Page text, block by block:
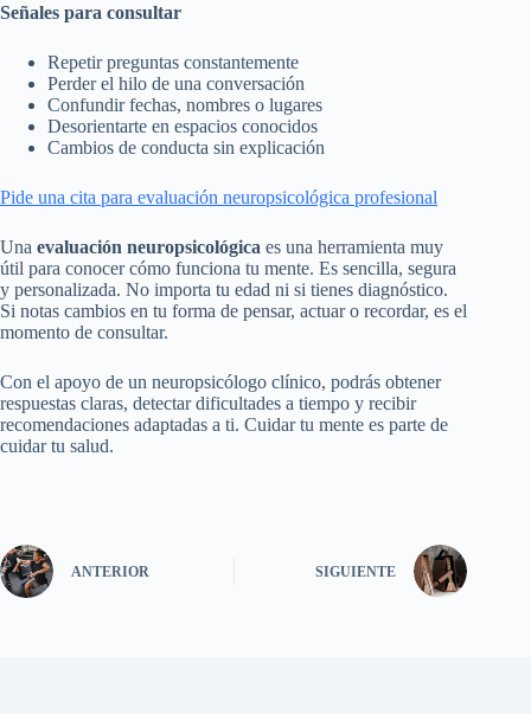
Señales para consultar
Repetir preguntas constantemente
Perder el hilo de una conversación
Confundir fechas, nombres o lugares
Desorientarte en espacios conocidos
Cambios de conducta sin explicación
Pide una cita para evaluación neuropsicológica profesional
Una evaluación neuropsicológica es una herramienta muy
útil para conocer cómo funciona tu mente. Es sencilla, segura
y personalizada. No importa tu edad ni si tienes diagnóstico.
Si notas cambios en tu forma de pensar, actuar o recordar, es el
momento de consultar.
Con el apoyo de un neuropsicólogo clínico, podrás obtener
respuestas claras, detectar dificultades a tiempo y recibir
recomendaciones adaptadas a ti. Cuidar tu mente es parte de
cuidar tu salud.
ANTERIOR SIGUIENTE